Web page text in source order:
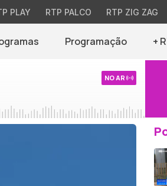
PLAY RTP PALCO RTP ZIG ZAG
Programação +
NO AR